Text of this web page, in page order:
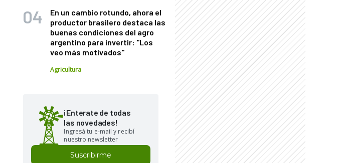
En un cambio rotundo, ahora el
productor brasilero destaca las
buenas condiciones del agro
argentino para invertir: "Los
veo más motivados"
Agricultura
¡Enterate de todas
las novedades!
Ingresá tu e-mail y recibí
nuestro newsletter
Suscribirme